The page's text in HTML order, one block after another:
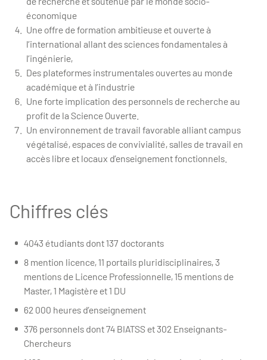
économique
Une offre de formation ambitieuse et ouverte à
l’international allant des sciences fondamentales à
l’ingénierie,
Des plateformes instrumentales ouvertes au monde
académique et à l’industrie
Une forte implication des personnels de recherche au
profit de la Science Ouverte.
Un environnement de travail favorable alliant campus
végétalisé, espaces de convivialité, salles de travail en
accès libre et locaux d’enseignement fonctionnels.
Chiffres clés
4043 étudiants dont 137 doctorants
8 mention licence, 11 portails pluridisciplinaires, 3
mentions de Licence Professionnelle, 15 mentions de
Master, 1 Magistère et 1 DU
62 000 heures d’enseignement
376 personnels dont 74 BIATSS et 302 Enseignants-
Chercheurs